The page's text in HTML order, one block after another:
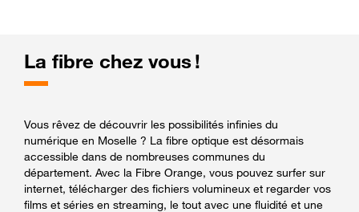
La fibre chez vous !
Vous rêvez de découvrir les possibilités infinies du
numérique en Moselle ? La fibre optique est désormais
accessible dans de nombreuses communes du
département. Avec la Fibre Orange, vous pouvez surfer sur
internet, télécharger des fichiers volumineux et regarder vos
films et séries en streaming, le tout avec une fluidité et une